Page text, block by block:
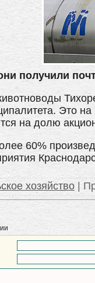
получили
Это
на долю
60%
хозяйство